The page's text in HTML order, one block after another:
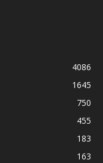
4086
1645
750
455
183
163